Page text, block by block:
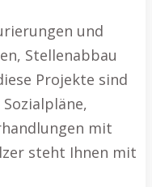
und
Stellenabbau
Projekte sind
mit
steht Ihnen mit